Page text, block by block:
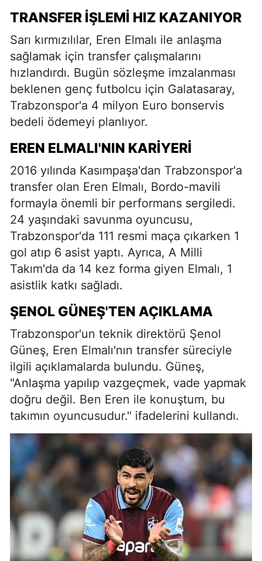
TRANSFER İŞLEMI HIZ KAZANIYOR
Sarı kırmızılılar, Eren Elmalı ile anlaşma
sağlamak için transfer çalışmalarını
hızlandırdı. Bugün sözleşme imzalanması
beklenen genç futbolcu için Galatasaray,
Trabzonspor'a 4 milyon Euro bonservis
bedeli ödemeyi planlıyor.
EREN ELMALI'NIN KARIYERI
2016 yılında Kasımpaşa'dan Trabzonspor'a
transfer olan Eren Elmalı, Bordo-mavili
formayla önemli bir performans sergiledi.
24 yaşındaki savunma oyuncusu,
Trabzonspor'da 111 resmi maça çıkarken 1
gol atıp 6 asist yaptı. Ayrıca, A Milli
Takım'da da 14 kez forma giyen Elmalı, 1
asistlik katkı sağladı.
ŞENOL GÜNEŞ'TEN AÇIKLAMA
Trabzonspor'un teknik direktörü Şenol
Güneş, Eren Elmalı'nın transfer süreciyle
ilgili açıklamalarda bulundu. Güneş,
"Anlaşma yapılıp vazgeçmek, vade yapmak
doğru değil. Ben Eren ile konuştum, bu
takımın oyuncusudur." ifadelerini kullandı.